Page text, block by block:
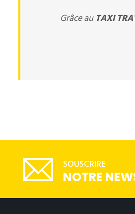
Grâce au TAXI
SOUSCRIRE
NOTRE